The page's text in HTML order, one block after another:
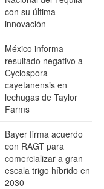
con su última
innovación
México informa
resultado negativo a
Cyclospora
cayetanensis en
lechugas de Taylor
Farms
Bayer firma acuerdo
con RAGT para
comercializar a gran
escala trigo híbrido en
2030